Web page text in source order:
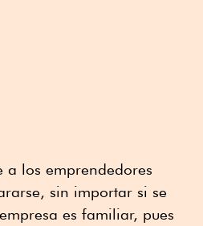
a los emprendedores
sin importar si se
es familiar, pues